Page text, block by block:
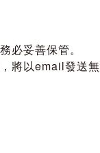
必妥善保管。
將以email發送